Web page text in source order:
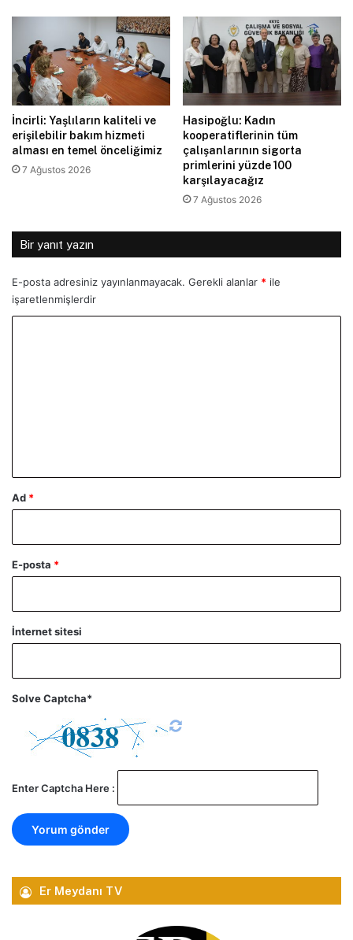
İncirli: Yaşlıların kaliteli ve
erişilebilir bakım hizmeti
alması en temel önceliğimiz
7 Ağustos 2026
Hasipoğlu: Kadın
kooperatiflerinin tüm
çalışanlarının sigorta
primlerini yüzde 100
karşılayacağız
7 Ağustos 2026
Bir yanıt yazın
E-posta adresiniz yayınlanmayacak. Gerekli alanlar * ile
işaretlenmişlerdir
Ad *
E-posta *
İnternet sitesi
Solve Captcha*
Enter Captcha Here :
Er Meydanı TV